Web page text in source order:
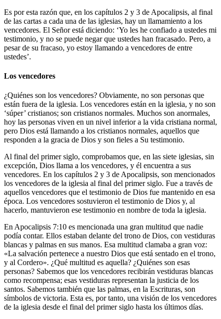
Es por esta razón que, en los capítulos 2 y 3 de Apocalipsis, al final
de las cartas a cada una de las iglesias, hay un llamamiento a los
vencedores. El Señor está diciendo: ‘Yo les he confiado a ustedes mi
testimonio, y no se puede negar que ustedes han fracasado. Pero, a
pesar de su fracaso, yo estoy llamando a vencedores de entre
ustedes’.
Los vencedores
¿Quiénes son los vencedores? Obviamente, no son personas que
están fuera de la iglesia. Los vencedores están en la iglesia, y no son
‘súper’ cristianos; son cristianos normales. Muchos son anormales,
hoy las personas viven en un nivel inferior a la vida cristiana normal,
pero Dios está llamando a los cristianos normales, aquellos que
responden a la gracia de Dios y son fieles a Su testimonio.
Al final del primer siglo, comprobamos que, en las siete iglesias, sin
excepción, Dios llama a los vencedores, y él encuentra a sus
vencedores. En los capítulos 2 y 3 de Apocalipsis, son mencionados
los vencedores de la iglesia al final del primer siglo. Fue a través de
aquellos vencedores que el testimonio de Dios fue mantenido en esa
época. Los vencedores sostuvieron el testimonio de Dios y, al
hacerlo, mantuvieron ese testimonio en nombre de toda la iglesia.
En Apocalipsis 7:10 es mencionada una gran multitud que nadie
podía contar. Ellos estaban delante del trono de Dios, con vestiduras
blancas y palmas en sus manos. Esa multitud clamaba a gran voz:
«La salvación pertenece a nuestro Dios que está sentado en el trono,
y al Cordero». ¿Qué multitud es aquella? ¿Quiénes son esas
personas? Sabemos que los vencedores recibirán vestiduras blancas
como recompensa; esas vestiduras representan la justicia de los
santos. Sabemos también que las palmas, en la Escrituras, son
símbolos de victoria. Esta es, por tanto, una visión de los vencedores
de la iglesia desde el final del primer siglo hasta los últimos días.